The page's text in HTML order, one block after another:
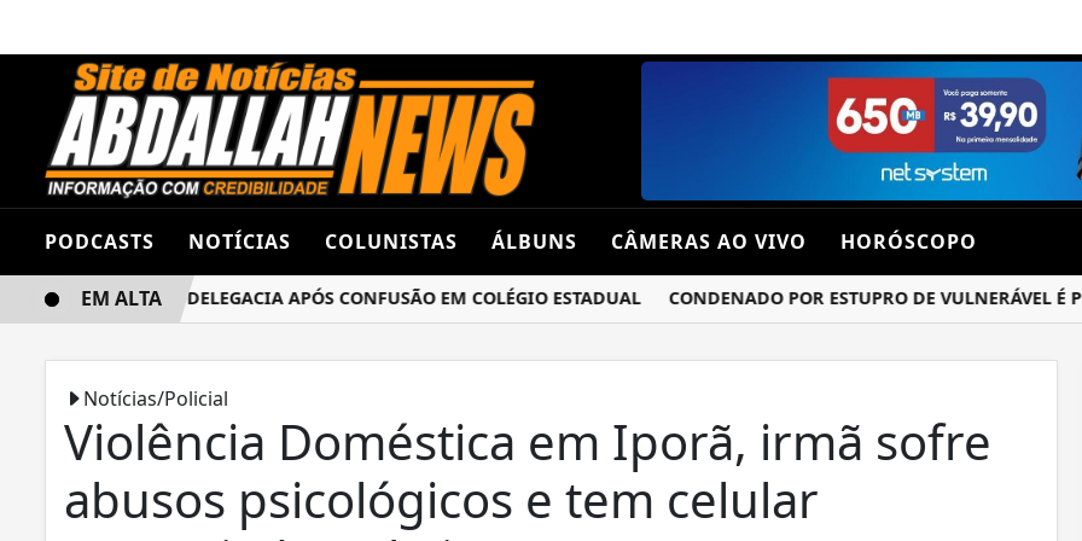
PODCASTS NOTÍCIAS COLUNISTAS ÁLBUNS CÂMERAS AO VIVO HORÓSCOPO
TERMINA NA DELEGACIA APÓS CONFUSÃO EM COLÉGIO ESTADUAL CONDENADO POR ESTUPRO DE VULNERÁVEL É
EM ALTA
Notícias/Policial
Violência Doméstica em Iporã, irmã sofre
abusos psicológicos e tem celular